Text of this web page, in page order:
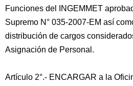
Funciones del INGEMMET
Supremo N° 035-2007-EM así
distribución de cargos
Asignación de Personal.
Artículo 2°.- ENCARGAR a la